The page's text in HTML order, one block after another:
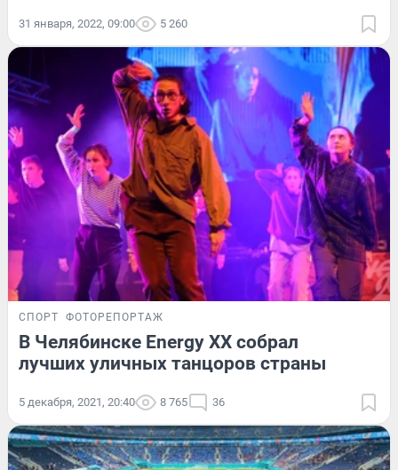
31 января, 2022, 09:00 5 260
СПОРТ ФОТОРЕПОРТАЖ
В Челябинске Energy ХХ собрал
лучших уличных танцоров страны
5 декабря, 2021, 20:40 8 765 36